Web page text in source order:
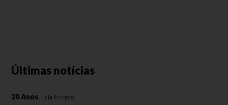
Últimas notícias
20 Anos Há 6 horas